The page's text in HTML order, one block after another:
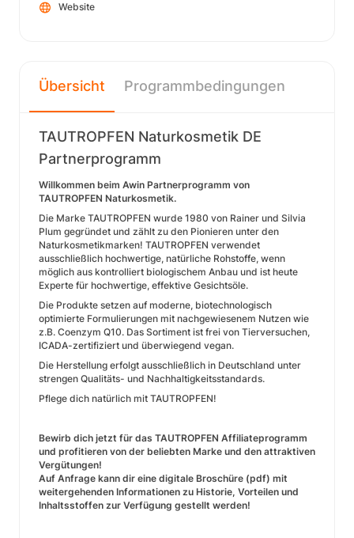
Website
Übersicht Programmbedingungen
TAUTROPFEN Naturkosmetik DE
Partnerprogramm
Willkommen beim Awin Partnerprogramm von
TAUTROPFEN Naturkosmetik.
Die Marke TAUTROPFEN wurde 1980 von Rainer und Silvia
Plum gegründet und zählt zu den Pionieren unter den
Naturkosmetikmarken! TAUTROPFEN verwendet
ausschließlich hochwertige, natürliche Rohstoffe, wenn
möglich aus kontrolliert biologischem Anbau und ist heute
Experte für hochwertige, effektive Gesichtsöle.
Die Produkte setzen auf moderne, biotechnologisch
optimierte Formulierungen mit nachgewiesenem Nutzen wie
z.B. Coenzym Q10. Das Sortiment ist frei von Tierversuchen,
ICADA-zertifiziert und überwiegend vegan.
Die Herstellung erfolgt ausschließlich in Deutschland unter
strengen Qualitäts- und Nachhaltigkeitsstandards.
Pflege dich natürlich mit TAUTROPFEN!
Bewirb dich jetzt für das TAUTROPFEN Affiliateprogramm
und profitieren von der beliebten Marke und den attraktiven
Vergütungen!
Auf Anfrage kann dir eine digitale Broschüre (pdf) mit
weitergehenden Informationen zu Historie, Vorteilen und
Inhaltsstoffen zur Verfügung gestellt werden!